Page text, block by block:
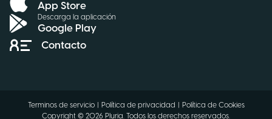
App Store
Descarga la aplicación
Google Play
Contacto
Copyright © 2026 Pluria. Todos los derechos reservados.
Terminos de servicio Política de privacidad Política de Cookies